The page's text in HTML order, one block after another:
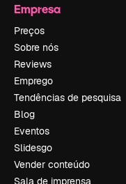
Empresa
Preços
Sobre nós
Reviews
Emprego
Tendências de pesquisa
Blog
Eventos
Slidesgo
Vender conteúdo
Sala de imprensa